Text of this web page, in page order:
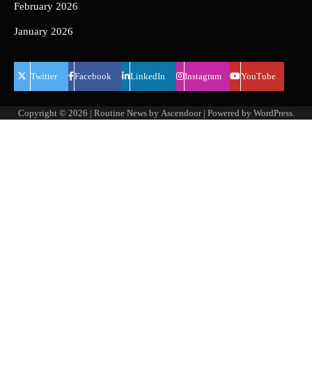
February 2026
January 2026
Twitter Facebook LinkedIn Instagram YouTube
Copyright © 2026 | Routine News by Ascendoor| Powered by WordPress.